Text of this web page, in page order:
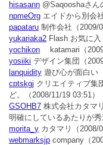
hisasann @Saqooshaさん
npmeOrg エイドから別会
papataru 制作会社 （2009/
yukariaka2 Flash お気に
yochikon katamari （
yosiiki デザイン集団
（
lanquidity 遊び心が面白い
cptskgj クリエイティブ集
ど。
（2008/11/19 03:51）
GSOHB7 株式会社カタマ
明確にしているあたりが秀
morita_y カタマリ
（2008/
webmarksjp company （